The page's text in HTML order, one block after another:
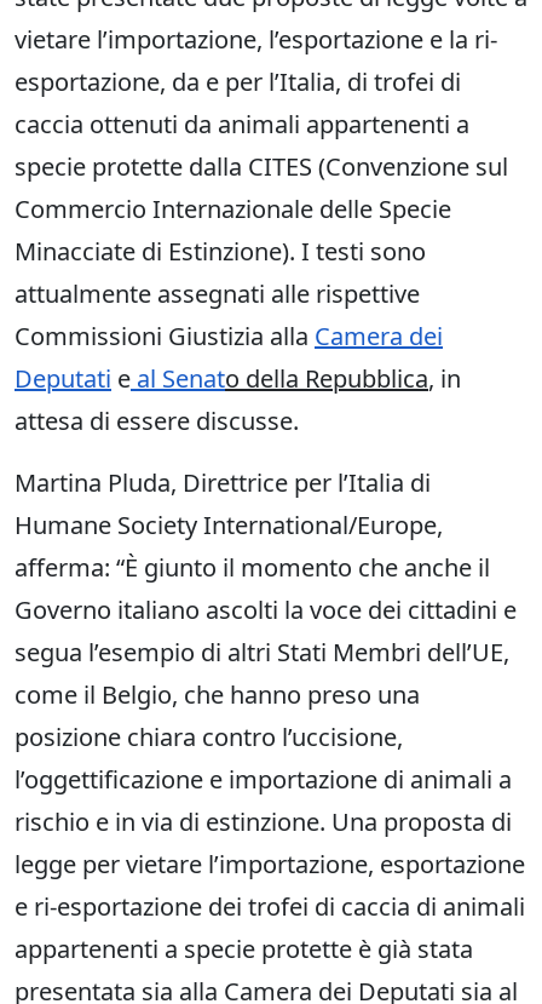
vietare l’importazione, l’esportazione e la ri-
esportazione, da e per l’Italia, di trofei di
caccia ottenuti da animali appartenenti a
specie protette dalla CITES (Convenzione sul
Commercio Internazionale delle Specie
Minacciate di Estinzione). I testi sono
attualmente assegnati alle rispettive
Commissioni Giustizia alla Camera dei
Deputati e al Senato della Repubblica, in
attesa di essere discusse.
Martina Pluda, Direttrice per l’Italia di
Humane Society International/Europe,
afferma: “È giunto il momento che anche il
Governo italiano ascolti la voce dei cittadini e
segua l’esempio di altri Stati Membri dell’UE,
come il Belgio, che hanno preso una
posizione chiara contro l’uccisione,
l’oggettificazione e importazione di animali a
rischio e in via di estinzione. Una proposta di
legge per vietare l’importazione, esportazione
e ri-esportazione dei trofei di caccia di animali
appartenenti a specie protette è già stata
presentata sia alla Camera dei Deputati sia al